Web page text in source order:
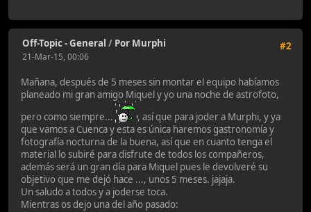
#2
Off-Topic - General / Por Murphi
21-Mar-15, 00:06
Mañana, después de 5 meses sin montar el equipo habíamos
planeado mi gran amigo Miquel y yo una noche de astrofoto,
pero como siempre...
, así que para joder a Murphi, y ya
que vamos a Cuenca y esta es única haremos gastronomía y
fotografía nocturna de la buena, así que en cuanto tenga el
material lo subiré para disfrute de todos los compañeros,
además será un gran día para Miquel pues le devolveré su
objetivo que me dejó hace ..., unos 5 meses. jajaja.
Un saludo a todos y a joderse toca.
Mientras os dejo una del año pasado: